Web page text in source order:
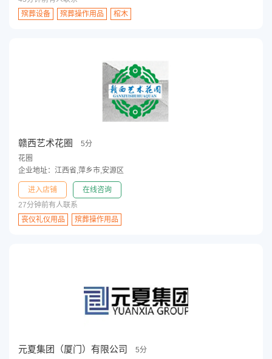
殡葬设备
殡葬操作用品 棺木
赣西艺术花圈
5分
花圈
企业地址：江西省,萍乡市,安源区
进入店铺
在线咨询
27分钟前有人联系
丧仪礼仪用品
殡葬操作用品
元夏集团（厦门）有限公司
5分